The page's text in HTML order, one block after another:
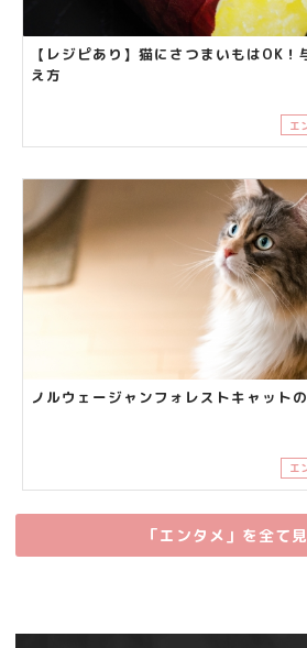
【レジピあり】猫にさつまいもはOK
え方
エ
ノルウェージャンフォレストキャット
エ
「エンタメ」を全て